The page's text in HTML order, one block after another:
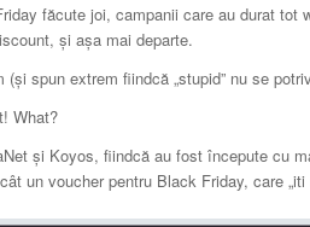
făcute joi, campanii care au durat tot
și așa mai departe.
spun extrem fiindcă „stupid” nu se
What?
și Koyos, fiindcă au fost începute cu
un voucher pentru Black Friday, care